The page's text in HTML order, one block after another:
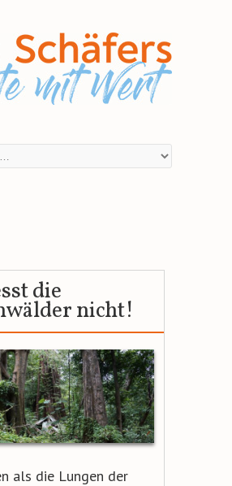
die
nicht!
als die Lungen der